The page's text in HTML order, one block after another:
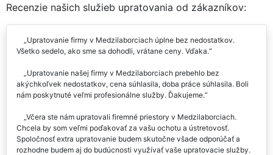
Recenzie našich služieb upratovania od zákazníkov:
Upratovanie firmy v Medzilaborciach úplne bez nedostatkov.
Všetko sedelo, ako sme sa dohodli, vrátane ceny. Vďaka.
Upratovanie našej firmy v Medzilaborciach prebehlo bez
akýchkoľvek nedostatkov, cena súhlasila, doba práce súhlasila. Boli
nám poskytnuté veľmi profesionálne služby. Ďakujeme.
Včera ste nám upratovali firemné priestory v Medzilaborciach.
Chcela by som veľmi poďakovať za vašu ochotu a ústretovosť.
Spoločnosť extra upratovanie budem skutočne všade odporúčať a
rozhodne budem aj do budúcnosti využívať vaše upratovacie služby.